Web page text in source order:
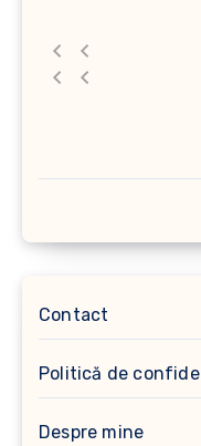
Contact
Politică de
Despre mine